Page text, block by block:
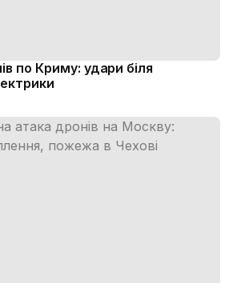
по Криму: удари біля